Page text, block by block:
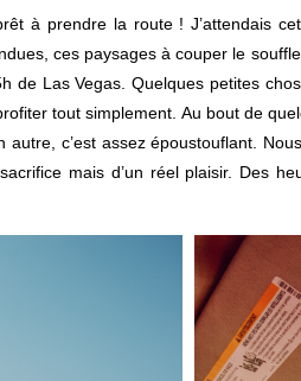
à prendre la route ! J’attendais
ces paysages à couper le
de Las Vegas. Quelques petites
tout simplement. Au bout de
autre, c’est assez époustouflant.
mais d’un réel plaisir. Des